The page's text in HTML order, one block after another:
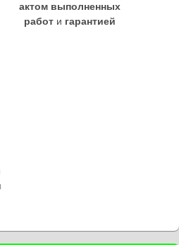
актом выполненных
работ и гарантией